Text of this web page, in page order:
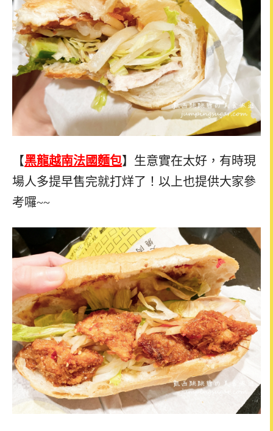
【黑龍越南法國麵包】生意實在太好，有時現
場人多提早售完就打烊了！以上也提供大家參
考囉~~